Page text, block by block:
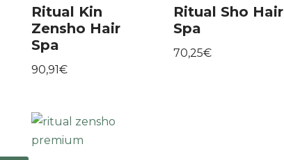
Ritual Kin
Zensho Hair
Spa
90,91€
Ritual Sho Hair
Spa
70,25€